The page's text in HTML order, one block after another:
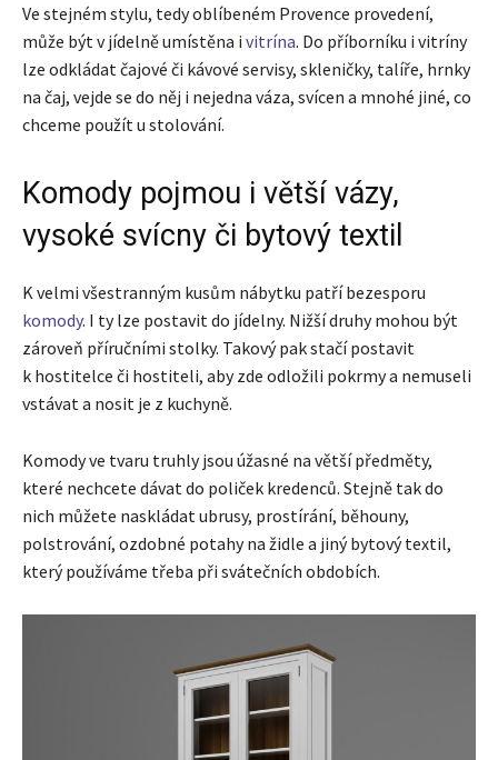
Ve stejném stylu, tedy oblíbeném Provence provedení,
může být v jídelně umístěna i vitrína. Do příborníku i vitríny
lze odkládat čajové či kávové servisy, skleničky, talíře, hrnky
na čaj, vejde se do něj i nejedna váza, svícen a mnohé jiné, co
chceme použít u stolování.
Komody pojmou i větší vázy,
vysoké svícny či bytový textil
K velmi všestranným kusům nábytku patří bezesporu
komody. I ty lze postavit do jídelny. Nižší druhy mohou být
zároveň příručními stolky. Takový pak stačí postavit
k hostitelce či hostiteli, aby zde odložili pokrmy a nemuseli
vstávat a nosit je z kuchyně.
Komody ve tvaru truhly jsou úžasné na větší předměty,
které nechcete dávat do poliček kredenců. Stejně tak do
nich můžete naskládat ubrusy, prostírání, běhouny,
polstrování, ozdobné potahy na židle a jiný bytový textil,
který používáme třeba při svátečních obdobích.